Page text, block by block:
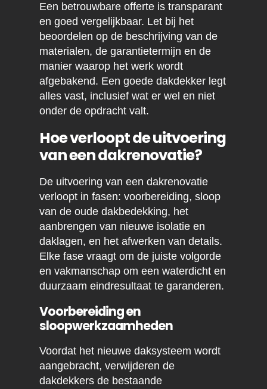
Een betrouwbare offerte is transparant
en goed vergelijkbaar. Let bij het
beoordelen op de beschrijving van de
materialen, de garantietermijn en de
manier waarop het werk wordt
afgebakend. Een goede dakdekker legt
alles vast, inclusief wat er wel en niet
onder de opdracht valt.
Hoe verloopt de uitvoering
van een dakrenovatie?
De uitvoering van een dakrenovatie
verloopt in fasen: voorbereiding, sloop
van de oude dakbedekking, het
aanbrengen van nieuwe isolatie en
daklagen, en het afwerken van details.
Elke fase vraagt om de juiste volgorde
en vakmanschap om een waterdicht en
duurzaam eindresultaat te garanderen.
Voorbereiding en
sloopwerkzaamheden
Voordat het nieuwe daksysteem wordt
aangebracht, verwijderen de
dakdekkers de bestaande